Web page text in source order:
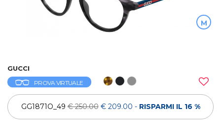
M
GUCCI
PROVA VIRTUALE
GG1871O_49€ 250.00 € 209.00 - RISPARMI IL 16 %